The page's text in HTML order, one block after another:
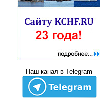
Наш канал в Telegram